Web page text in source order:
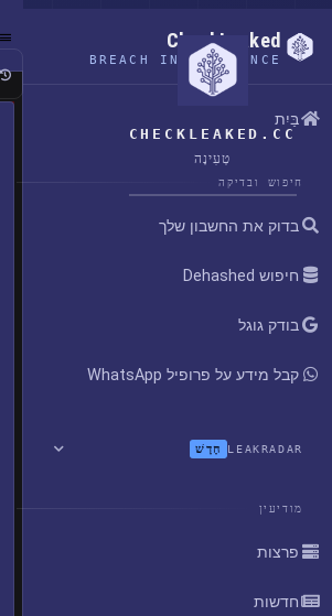
CHECKLEAKED.CC
טְעִינָה
CheckLeaked
BREACH INTELLIGENCE
בַּיִת
חיפוש ובדיקה
בדוק את החשבון שלך
חיפוש Dehashed
בודק גוגל
קבל מידע על פרופיל WhatsApp
LEAKRADAR חָדָשׁ
מודיעין
פרצות
חדשות